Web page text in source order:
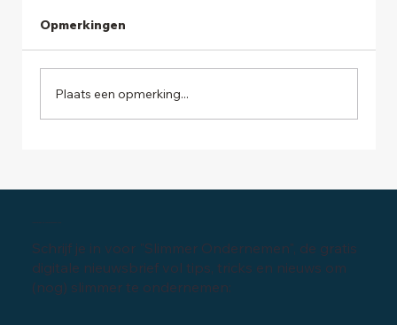
Opmerkingen
Plaats een opmerking...
Inschrijven digitale nieuwsbrief
Schrijf je in voor "Slimmer Ondernemen", de gratis
digitale nieuwsbrief vol tips, tricks en nieuws om
(nog) slimmer te ondernemen: